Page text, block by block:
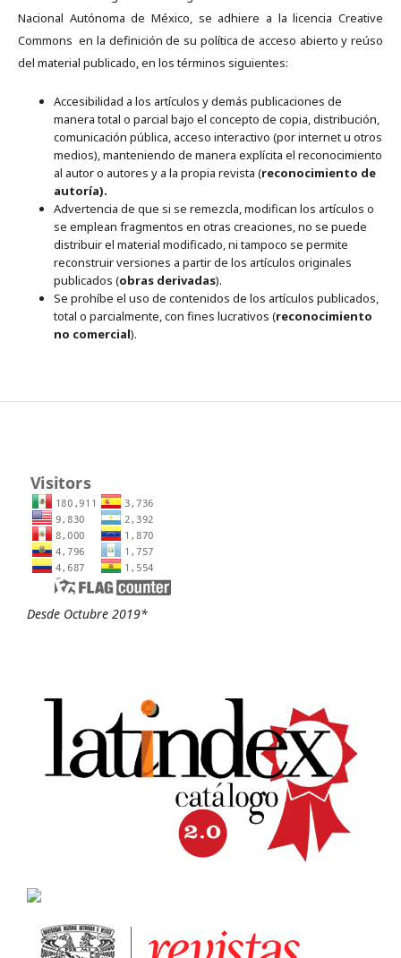
Nacional Autónoma de México, se adhiere a la licencia Creative
Commons en la definición de su política de acceso abierto y reúso
del material publicado, en los términos siguientes:
Accesibilidad a los artículos y demás publicaciones de
manera total o parcial bajo el concepto de copia, distribución,
comunicación pública, acceso interactivo (por internet u otros
medios), manteniendo de manera explícita el reconocimiento
al autor o autores y a la propia revista (reconocimiento de
autoría).
Advertencia de que si se remezcla, modifican los artículos o
se emplean fragmentos en otras creaciones, no se puede
distribuir el material modificado, ni tampoco se permite
reconstruir versiones a partir de los artículos originales
publicados (obras derivadas).
Se prohíbe el uso de contenidos de los artículos publicados,
total o parcialmente, con fines lucrativos (reconocimiento
no comercial).
Desde Octubre 2019*